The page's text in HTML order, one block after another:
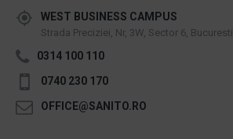
WEST BUSINESS CAMPUS
Strada Preciziei, Nr, 3W, Sector 6, Bucuresti
0314 100 110
0740 230 170
OFFICE@SANITO.RO